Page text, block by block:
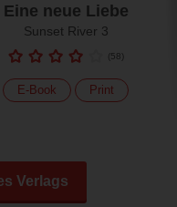
Eine neue Liebe
Sunset River 3
(58)
E-Book Print
Verlags